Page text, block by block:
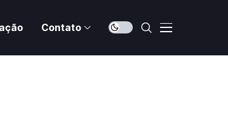
Contato